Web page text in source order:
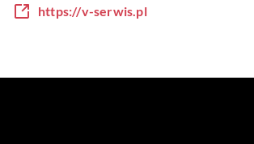
https://v-serwis.pl